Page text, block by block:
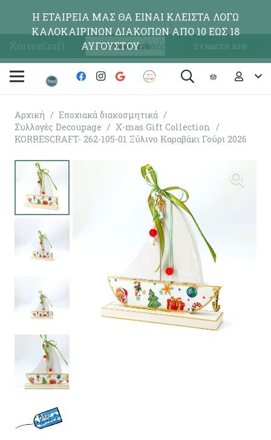
KorresCraft ΕΓΓΡΑΦΗ Β2Β ΣΥΝΔΕΣΗ Β2Β
Αρχική / Εποχιακά διακοσμητικά /
Συλλογές Decoupage / X-mas Gift Collection /
KORRESCRAFT- 262-105-01 Ξύλινο Καραβάκι Γούρι 2026
Η ΕΤΑΙΡΕΙΑ ΜΑΣ ΘΑ ΕΙΝΑΙ ΚΛΕΙΣΤΑ ΛΟΓΩ
ΚΑΛΟΚΑΙΡΙΝΩΝ ΔΙΑΚΟΠΩΝ ΑΠΟ 10 ΕΩΣ 18
ΑΥΓΟΥΣΤΟΥΑπόρριψη